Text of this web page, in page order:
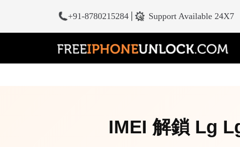
+91-8780215284 Support Available 24X7
IMEI 解鎖 Lg